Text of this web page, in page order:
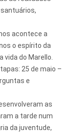
acontece a
o espírito da
do Marello.
25 de maio –
e
as
a tarde num
da juventude,